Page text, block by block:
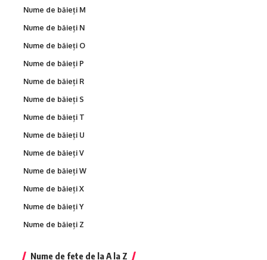
Nume de băieți M
Nume de băieți N
Nume de băieți O
Nume de băieți P
Nume de băieți R
Nume de băieți S
Nume de băieți T
Nume de băieți U
Nume de băieți V
Nume de băieți W
Nume de băieți X
Nume de băieți Y
Nume de băieți Z
Nume de fete de la A la Z